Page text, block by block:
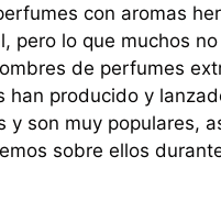
con aromas
pero lo que muchos
de perfumes
han producido y
y son muy populares,
sobre ellos